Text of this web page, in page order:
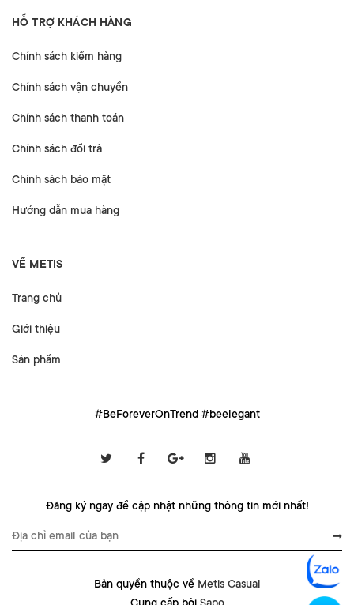
HỖ TRỢ KHÁCH HÀNG
Chính sách kiểm hàng
Chính sách vận chuyển
Chính sách thanh toán
Chính sách đổi trả
Chính sách bảo mật
Hướng dẫn mua hàng
VỀ METIS
Trang chủ
Giới thiệu
Sản phẩm
#BeForeverOnTrend #beelegant
Đăng ký ngay để cập nhật những thông tin mới nhất!
Bản quyền thuộc về Metis Casual
Cung cấp bởi Sapo